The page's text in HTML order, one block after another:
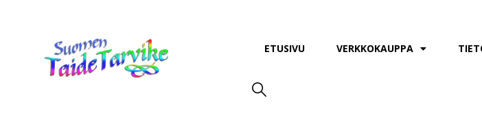
ETUSIVU VERKKOKAUPPA